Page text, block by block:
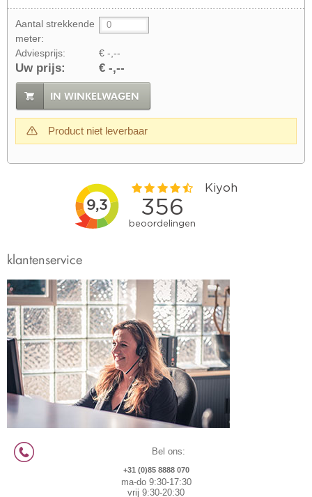
Aantal strekkende
meter:
Adviesprijs:
€ -,--
Uw prijs: € -,--
IN WINKELWAGEN
Product niet leverbaar
klantenservice
Bel ons:
+31 (0)85 8888 070
ma-do 9:30-17:30
vrij 9:30-20:30